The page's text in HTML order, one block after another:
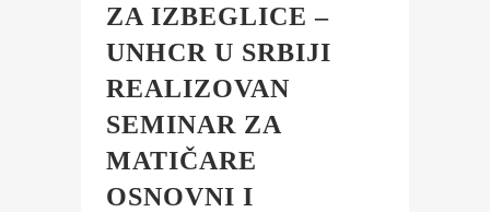
ZA IZBEGLICE –
UNHCR U SRBIJI
REALIZOVAN
SEMINAR ZA
MATIČARE
OSNOVNI I